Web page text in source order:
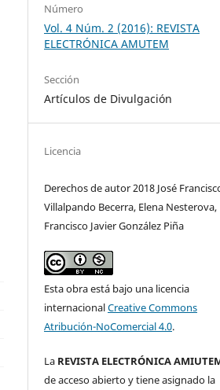
Número
Vol. 4 Núm. 2 (2016): REVISTA
ELECTRÓNICA AMUTEM
Sección
Artículos de Divulgación
Licencia
Derechos de autor 2018 José
Villalpando Becerra, Elena Nesterova,
Francisco Javier González Piña
Esta obra está bajo una licencia
internacionalCreative Commons
Atribución-NoComercial 4.0.
La REVISTA ELECTRÓNICA
de acceso abierto y tiene asignado la